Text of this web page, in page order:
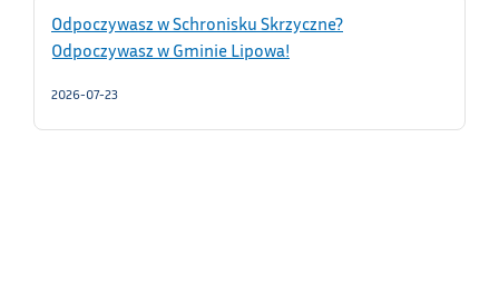
Odpoczywasz w Schronisku Skrzyczne?
Odpoczywasz w Gminie Lipowa!
2026-07-23